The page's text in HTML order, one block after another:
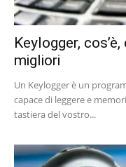
Keylogger,
migliori
Un Keylogger è un
capace di leggere e
tastiera del vostro...